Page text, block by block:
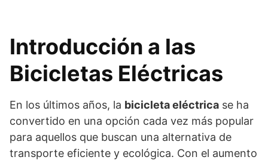
Introducción a las
Bicicletas Eléctricas
En los últimos años, la bicicleta eléctrica se ha
convertido en una opción cada vez más popular
para aquellos que buscan una alternativa de
transporte eficiente y ecológica. Con el aumento